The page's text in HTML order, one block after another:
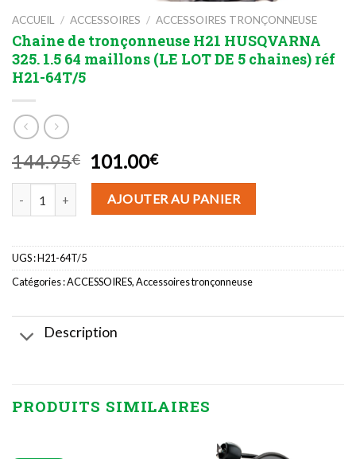
ACCUEIL / ACCESSOIRES / ACCESSOIRES TRONÇONNEUSE
Chaine de tronçonneuse H21 HUSQVARNA
325. 1.5 64 maillons (LE LOT DE 5 chaines) réf
H21-64T/5
144.95€
Le
prix
initial
était :
101.00€Le
prix
actuel
est :
AJOUTER AU PANIER
UGS :H21-64T/5
Catégories :ACCESSOIRES,Accessoires tronçonneuse
Description
PRODUITS SIMILAIRES